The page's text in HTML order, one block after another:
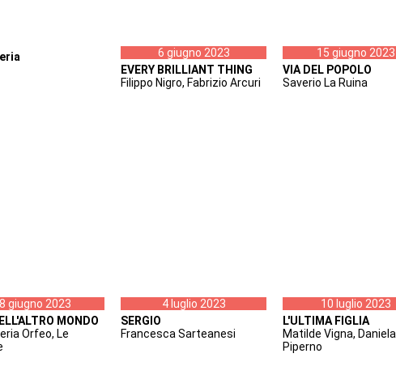
6 giugno 2023
EVERY BRILLIANT THING
Filippo Nigro, Fabrizio Arcuri
15 giugno 2023
VIA DEL POPOLO
Saverio La Ruina
giugno 2023
MONDO
Orfeo, Le
4 luglio 2023
SERGIO
Francesca Sarteanesi
10 luglio 2023
L'ULTIMA FIGLIA
Matilde Vigna, Daniela
Piperno